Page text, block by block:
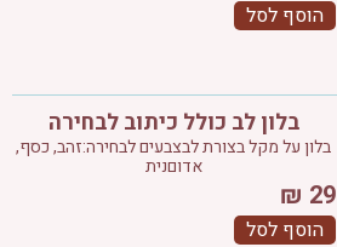
הוסף לסל
בלון לב כולל כיתוב לבחירה
בלון על מקל בצורת לבצבעים לבחירה:זהב, כסף,
אדוםנית
29
₪
הוסף לסל